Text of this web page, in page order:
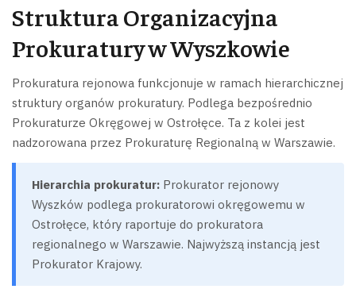
Struktura Organizacyjna
Prokuratury w Wyszkowie
Prokuratura rejonowa funkcjonuje w ramach hierarchicznej
struktury organów prokuratury. Podlega bezpośrednio
Prokuraturze Okręgowej w Ostrołęce. Ta z kolei jest
nadzorowana przez Prokuraturę Regionalną w Warszawie.
Hierarchia prokuratur: Prokurator rejonowy
Wyszków podlega prokuratorowi okręgowemu w
Ostrołęce, który raportuje do prokuratora
regionalnego w Warszawie. Najwyższą instancją jest
Prokurator Krajowy.